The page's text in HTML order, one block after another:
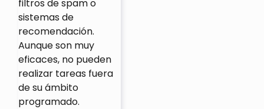
filtros de spam o
sistemas de
recomendación.
Aunque son muy
eficaces, no pueden
realizar tareas fuera
de su ámbito
programado.